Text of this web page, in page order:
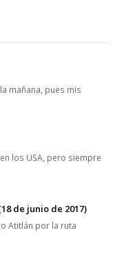
mañana, pues mis
los USA, pero siempre
de junio de 2017)
Atitlán por la ruta